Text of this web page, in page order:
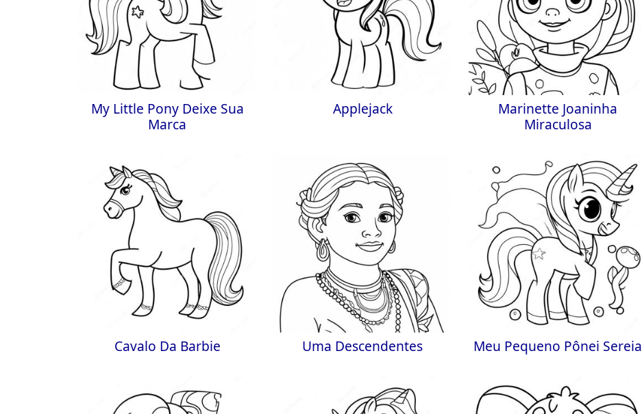
My Little Pony Deixe Sua
Marca
Applejack
Marinette Joaninha
Miraculosa
Cavalo Da Barbie Uma Descendentes Meu Pequeno Pônei Sereia